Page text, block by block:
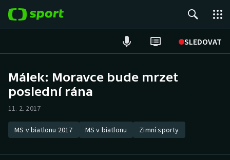
SLEDOVAT
Hokej
Atletika
Málek: Moravce bude mrzet
poslední rána
11. 2. 2017
MS v biatlonu 2017 MS v biatlonu Zimní sporty